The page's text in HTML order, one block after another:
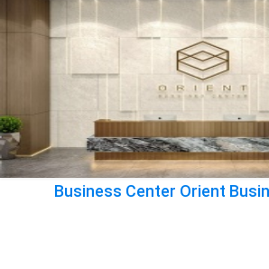
Business Center Orient